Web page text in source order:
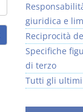
giuridica e
Reciprocità
Specifiche
di terzo
Tutti gli